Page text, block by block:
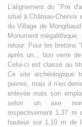
L'alignement du "Pré
situé à Château-Chervix
du Village de
Monument
retour: Pour les bretons
après un... bon verre
Celui-ci est classé au
Ce site archéologique
pierres, mais il n'en
enlevée mais son
selon un axe nord-
respectivement 1,37 m
hauteur sur 1,10 m de